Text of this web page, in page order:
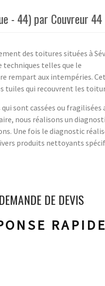
- 44) par Couvreur 44
des toitures situées à
telles que le
rempart aux intempéries.
tuiles qui recouvrent les
sont cassées ou fragilisées
nous réalisons un
Une fois le diagnostic
produits nettoyants
DEMANDE DE DEVIS
RAPIDE